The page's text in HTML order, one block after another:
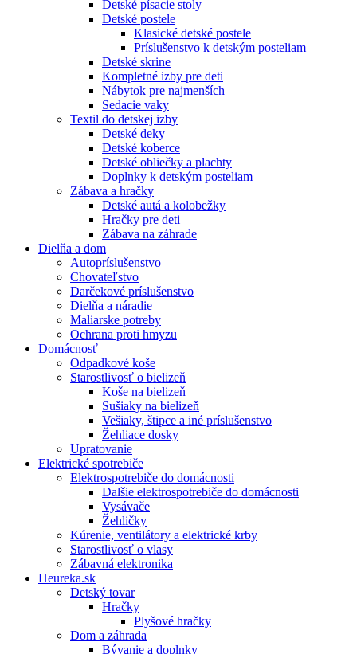
Detské písacie stoly
Detské postele
Klasické detské postele
Príslušenstvo k detským posteliam
Detské skrine
Kompletné izby pre deti
Nábytok pre najmenších
Sedacie vaky
Textil do detskej izby
Detské deky
Detské koberce
Detské obliečky a plachty
Doplnky k detským posteliam
Zábava a hračky
Detské autá a kolobežky
Hračky pre deti
Zábava na záhrade
Dielňa a dom
Autopríslušenstvo
Chovateľstvo
Darčekové príslušenstvo
Dielňa a náradie
Maliarske potreby
Ochrana proti hmyzu
Domácnosť
Odpadkové koše
Starostlivosť o bielizeň
Koše na bielizeň
Sušiaky na bielizeň
Vešiaky, štipce a iné príslušenstvo
Žehliace dosky
Upratovanie
Elektrické spotrebiče
Elektrospotrebiče do domácnosti
Dalšie elektrospotrebiče do domácnosti
Vysávače
Žehličky
Kúrenie, ventilátory a elektrické krby
Starostlivosť o vlasy
Zábavná elektronika
Heureka.sk
Detský tovar
Hračky
Plyšové hračky
Dom a záhrada
Bývanie a doplnky